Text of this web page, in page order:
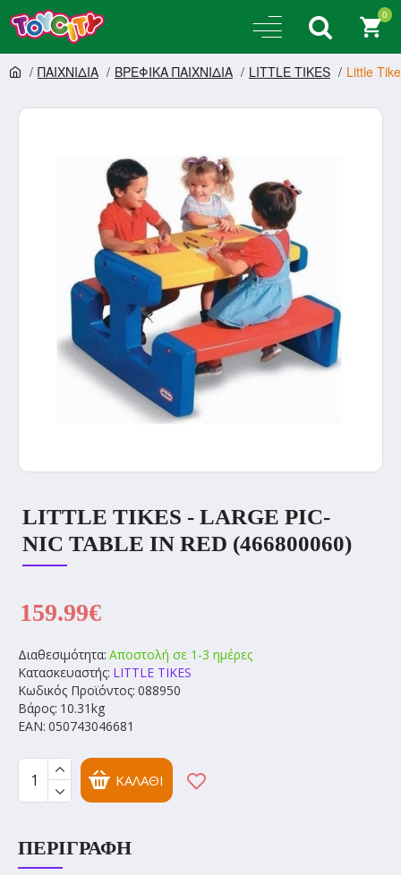
0
ΠΑΙΧΝΙΔΙΑ ΒΡΕΦΙΚΑ ΠΑΙΧΝΙΔΙΑ LITTLE TIKES Little
LITTLE TIKES - LARGE PIC-
NIC TABLE IN RED (466800060)
Διαθεσιμότητα: Αποστολή σε 1-3 ημέρες
Κατασκευαστής: LITTLE TIKES
Κωδικός Προϊόντος: 088950
Βάρος: 10.31kg
EAN: 050743046681
159.99€
ΚΑΛΆΘΙ
ΠΕΡΙΓΡΑΦΉ